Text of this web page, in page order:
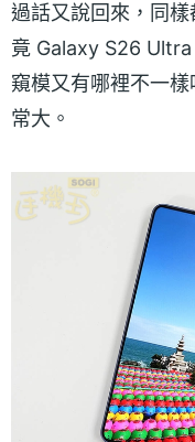
過話又說回來，同
竟 Galaxy S26
窺模又有哪裡不一
常大。